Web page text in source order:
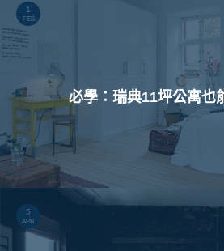
1
FEB.
必學：瑞典11坪公寓也
5
APR.